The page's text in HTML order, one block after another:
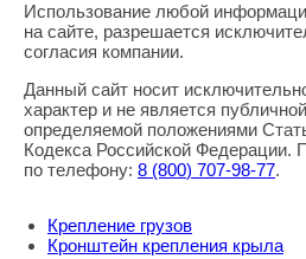
Правовая информация
Использование любой
на сайте, разрешается
согласия компании.
Данный сайт носит
характер и не является
определяемой положениями
Кодекса Российской Федерации.
по телефону: 8 (800) 707-98-77.
Крепление грузов
Кронштейн крепления крыла